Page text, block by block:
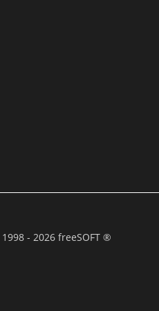
- 2026 freeSOFT ®